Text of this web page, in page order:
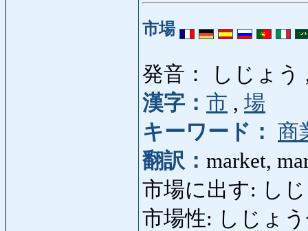
市場
発音： しじょう
漢字： 市 , 場
キーワード： 商
翻訳： market,
市場に出す: し
市場性: しじょ